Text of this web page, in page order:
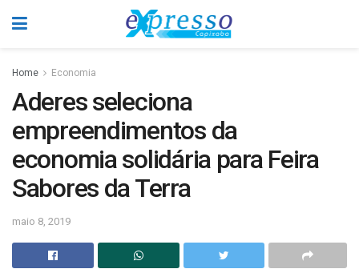
Home Economia
Aderes seleciona
empreendimentos da
economia solidária para Feira
Sabores da Terra
maio 8, 2019